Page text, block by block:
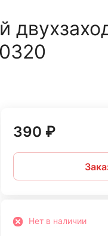
390 ₽
Нет в наличии